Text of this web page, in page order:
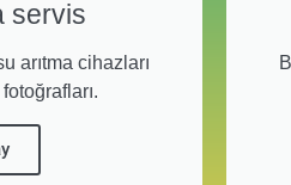
servis
arıtma cihazları